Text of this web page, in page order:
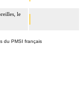
le
du PMSI français